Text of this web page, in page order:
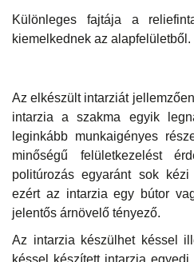
Különleges fajtája a
kiemelkednek az alapfelületből.
Az elkészült intarziát
intarzia a szakma egyik
leginkább munkaigényes
minőségű felületkezelést
politúrozás egyaránt sok
ezért az intarzia egy bútor
jelentős árnövelő tényező.
Az intarzia készülhet késsel
késsel készített intarzia